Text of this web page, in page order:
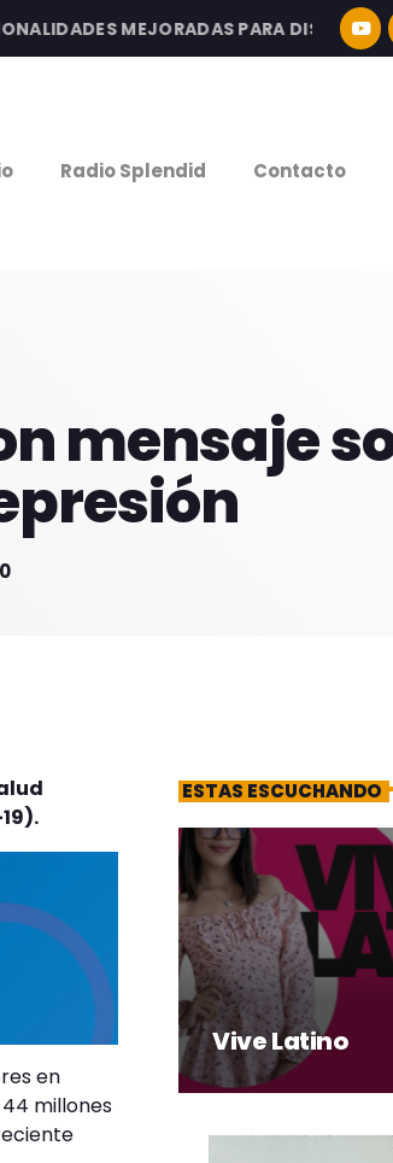
MEJORADAS PARA DISFRUTAR
Radio Splendid Contacto
mensaje
en
millones
ESTAS ESCUCHANDO
Vive Latino